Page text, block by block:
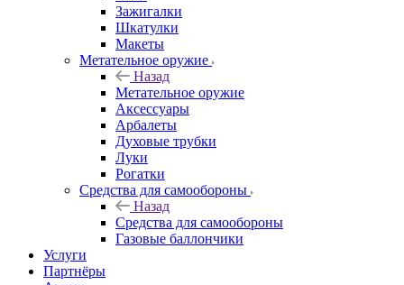
Зажигалки
Шкатулки
Макеты
Метательное оружие
Назад
Метательное оружие
Аксессуары
Арбалеты
Духовые трубки
Луки
Рогатки
Средства для самообороны
Назад
Средства для самообороны
Газовые баллончики
Услуги
Партнёры